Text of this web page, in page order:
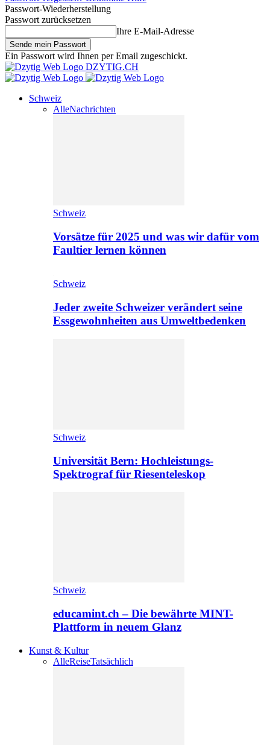
Passwort-Wiederherstellung
Passwort zurücksetzen
Ihre E-Mail-Adresse
Ein Passwort wird Ihnen per Email zugeschickt.
DZYTIG.CH
Schweiz
AlleNachrichten
Schweiz
Vorsätze für 2025 und was wir dafür vom
Faultier lernen können
Schweiz
Jeder zweite Schweizer verändert seine
Essgewohnheiten aus Umweltbedenken
Schweiz
Universität Bern: Hochleistungs-
Spektrograf für Riesenteleskop
Schweiz
educamint.ch – Die bewährte MINT-
Plattform in neuem Glanz
Kunst & Kultur
AlleReiseTatsächlich